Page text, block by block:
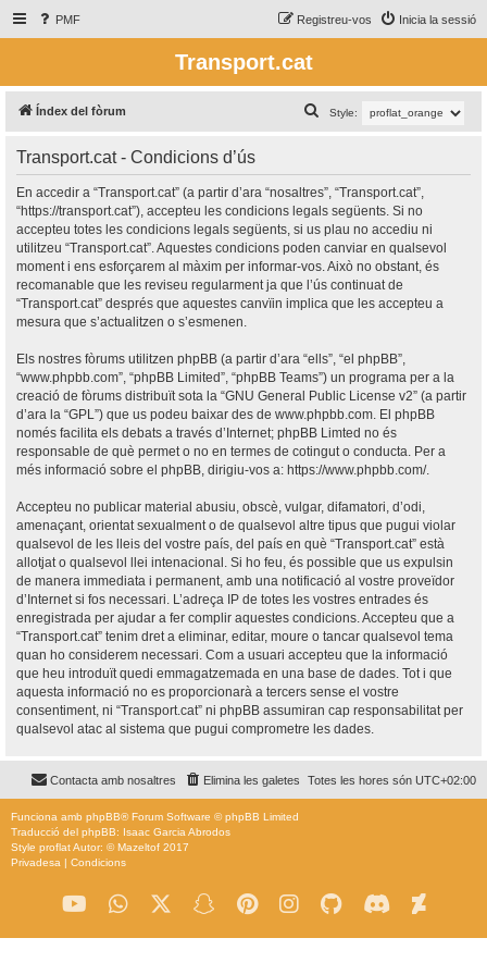
PMF Inicia la sessió
Registreu-vos
Transport.cat
Índex del fòrum Style:
e
c
a
Transport.cat - Condicions d’ús
En accedir a “Transport.cat” (a partir d’ara “nosaltres”, “Transport.cat”,
“https://transport.cat”), accepteu les condicions legals següents. Si no
accepteu totes les condicions legals següents, si us plau no accediu ni
utilitzeu “Transport.cat”. Aquestes condicions poden canviar en qualsevol
moment i ens esforçarem al màxim per informar-vos. Això no obstant, és
recomanable que les reviseu regularment ja que l’ús continuat de
“Transport.cat” després que aquestes canvïin implica que les accepteu a
mesura que s’actualitzen o s’esmenen.
Els nostres fòrums utilitzen phpBB (a partir d’ara “ells”, “el phpBB”,
“www.phpbb.com”, “phpBB Limited”, “phpBB Teams”) un programa per a la
creació de fòrums distribuït sota la “GNU General Public License v2” (a partir
d’ara la “GPL”) que us podeu baixar des de www.phpbb.com . El phpBB
només facilita els debats a través d’Internet; phpBB Limted no és
responsable de què permet o no en termes de cotingut o conducta. Per a
més informació sobre el phpBB, dirigiu-vos a: https://www.phpbb.com/.
Accepteu no publicar material abusiu, obscè, vulgar, difamatori, d’odi,
amenaçant, orientat sexualment o de qualsevol altre tipus que pugui violar
qualsevol de les lleis del vostre país, del país en què “Transport.cat” està
allotjat o qualsevol llei intenacional. Si ho feu, és possible que us expulsin
de manera immediata i permanent, amb una notificació al vostre proveïdor
d’Internet si fos necessari. L’adreça IP de totes les vostres entrades és
enregistrada per ajudar a fer complir aquestes condicions. Accepteu que a
“Transport.cat” tenim dret a eliminar, editar, moure o tancar qualsevol tema
quan ho considerem necessari. Com a usuari accepteu que la informació
que heu introduït quedi emmagatzemada en una base de dades. Tot i que
aquesta informació no es proporcionarà a tercers sense el vostre
consentiment, ni “Transport.cat” ni phpBB assumiran cap responsabilitat per
qualsevol atac al sistema que pugui comprometre les dades.
Totes les hores són UTC+02:00
Elimina les galetes
Contacta amb nosaltres
Funciona amb phpBB® Forum Software © phpBB Limited
Traducció del phpBB: Isaac Garcia Abrodos
Style proflatAutor: ©Mazeltof 2017
Privadesa | Condicions